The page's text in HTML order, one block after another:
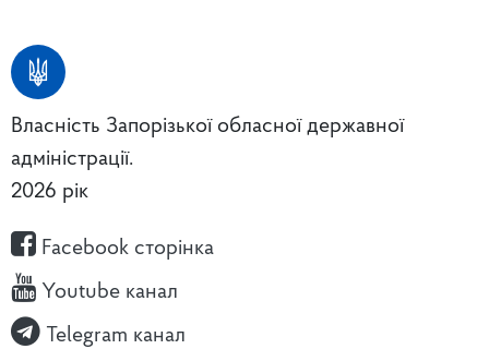
Власність Запорізької обласної державної
адміністрації.
2026 рік
Facebook сторінка
Youtube канал
Telegram канал